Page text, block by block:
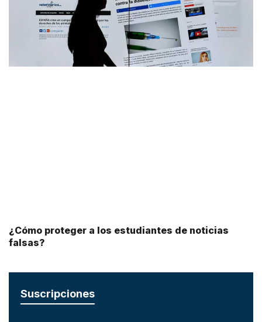
¿Cómo proteger a los estudiantes de noticias
falsas?
Suscripciones